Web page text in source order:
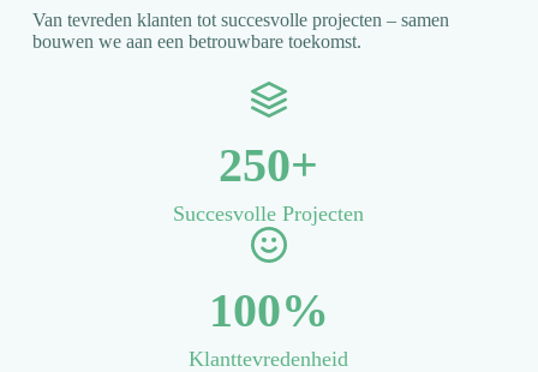
Van tevreden klanten tot succesvolle projecten – samen
bouwen we aan een betrouwbare toekomst.
250+
Succesvolle Projecten
100%
Klanttevredenheid